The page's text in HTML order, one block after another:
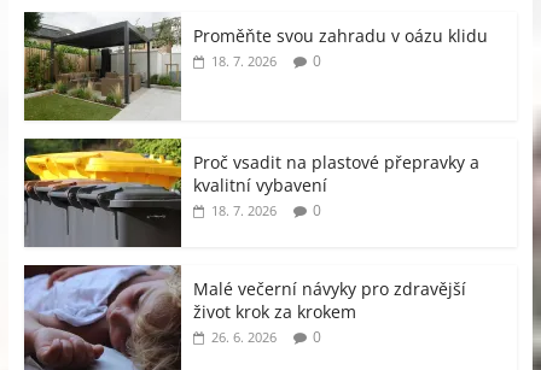
Proměňte svou zahradu v oázu klidu
18. 7. 2026 0
Proč vsadit na plastové přepravky a
kvalitní vybavení
18. 7. 2026 0
Malé večerní návyky pro zdravější
život krok za krokem
26. 6. 2026 0